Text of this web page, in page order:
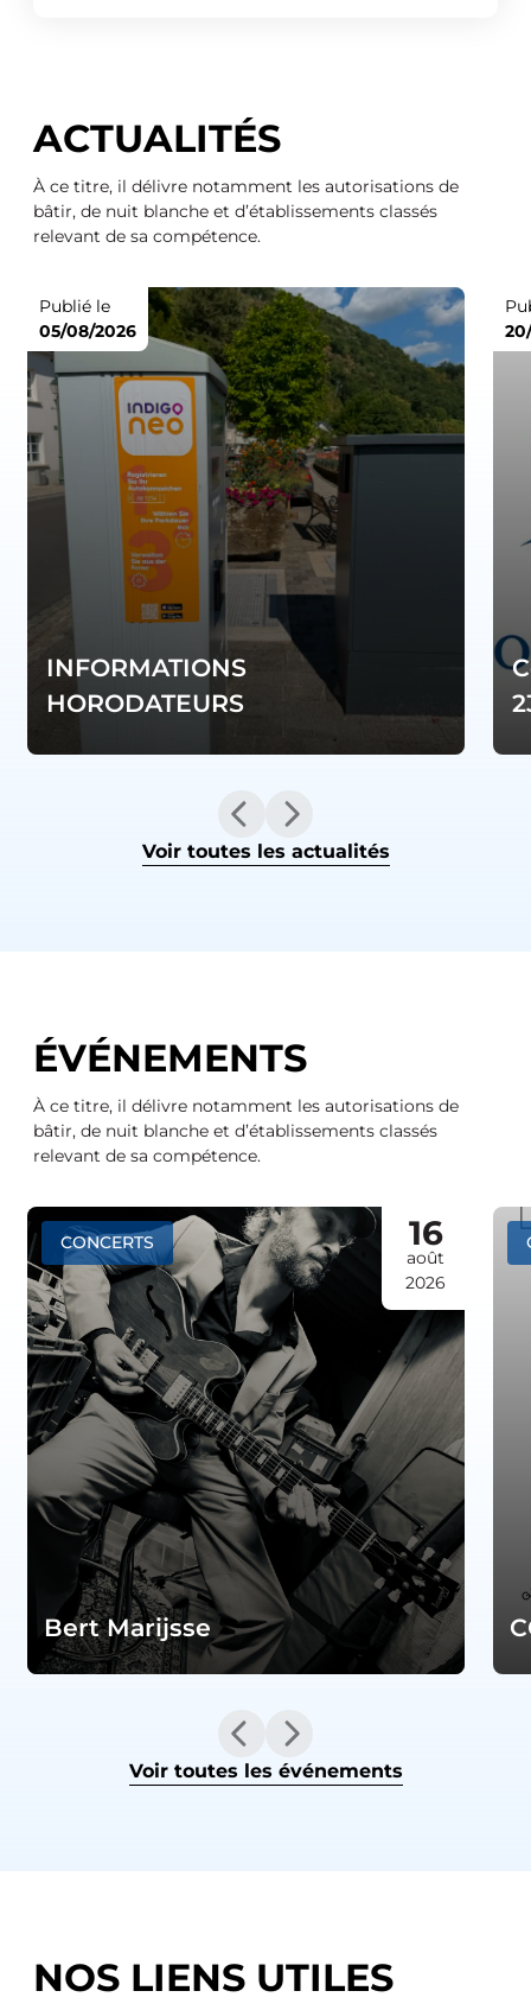
ACTUALITÉS
À ce titre, il délivre notamment les autorisations de
bâtir, de nuit blanche et d’établissements classés
relevant de sa compétence.
INFORMATIONS
HORODATEURS
Publié le
05/08/2026
Voir toutes les actualités
ÉVÉNEMENTS
À ce titre, il délivre notamment les autorisations de
bâtir, de nuit blanche et d’établissements classés
relevant de sa compétence.
Bert Marijsse
CONCERTS 16
août
2026
Voir toutes les événements
NOS LIENS UTILES